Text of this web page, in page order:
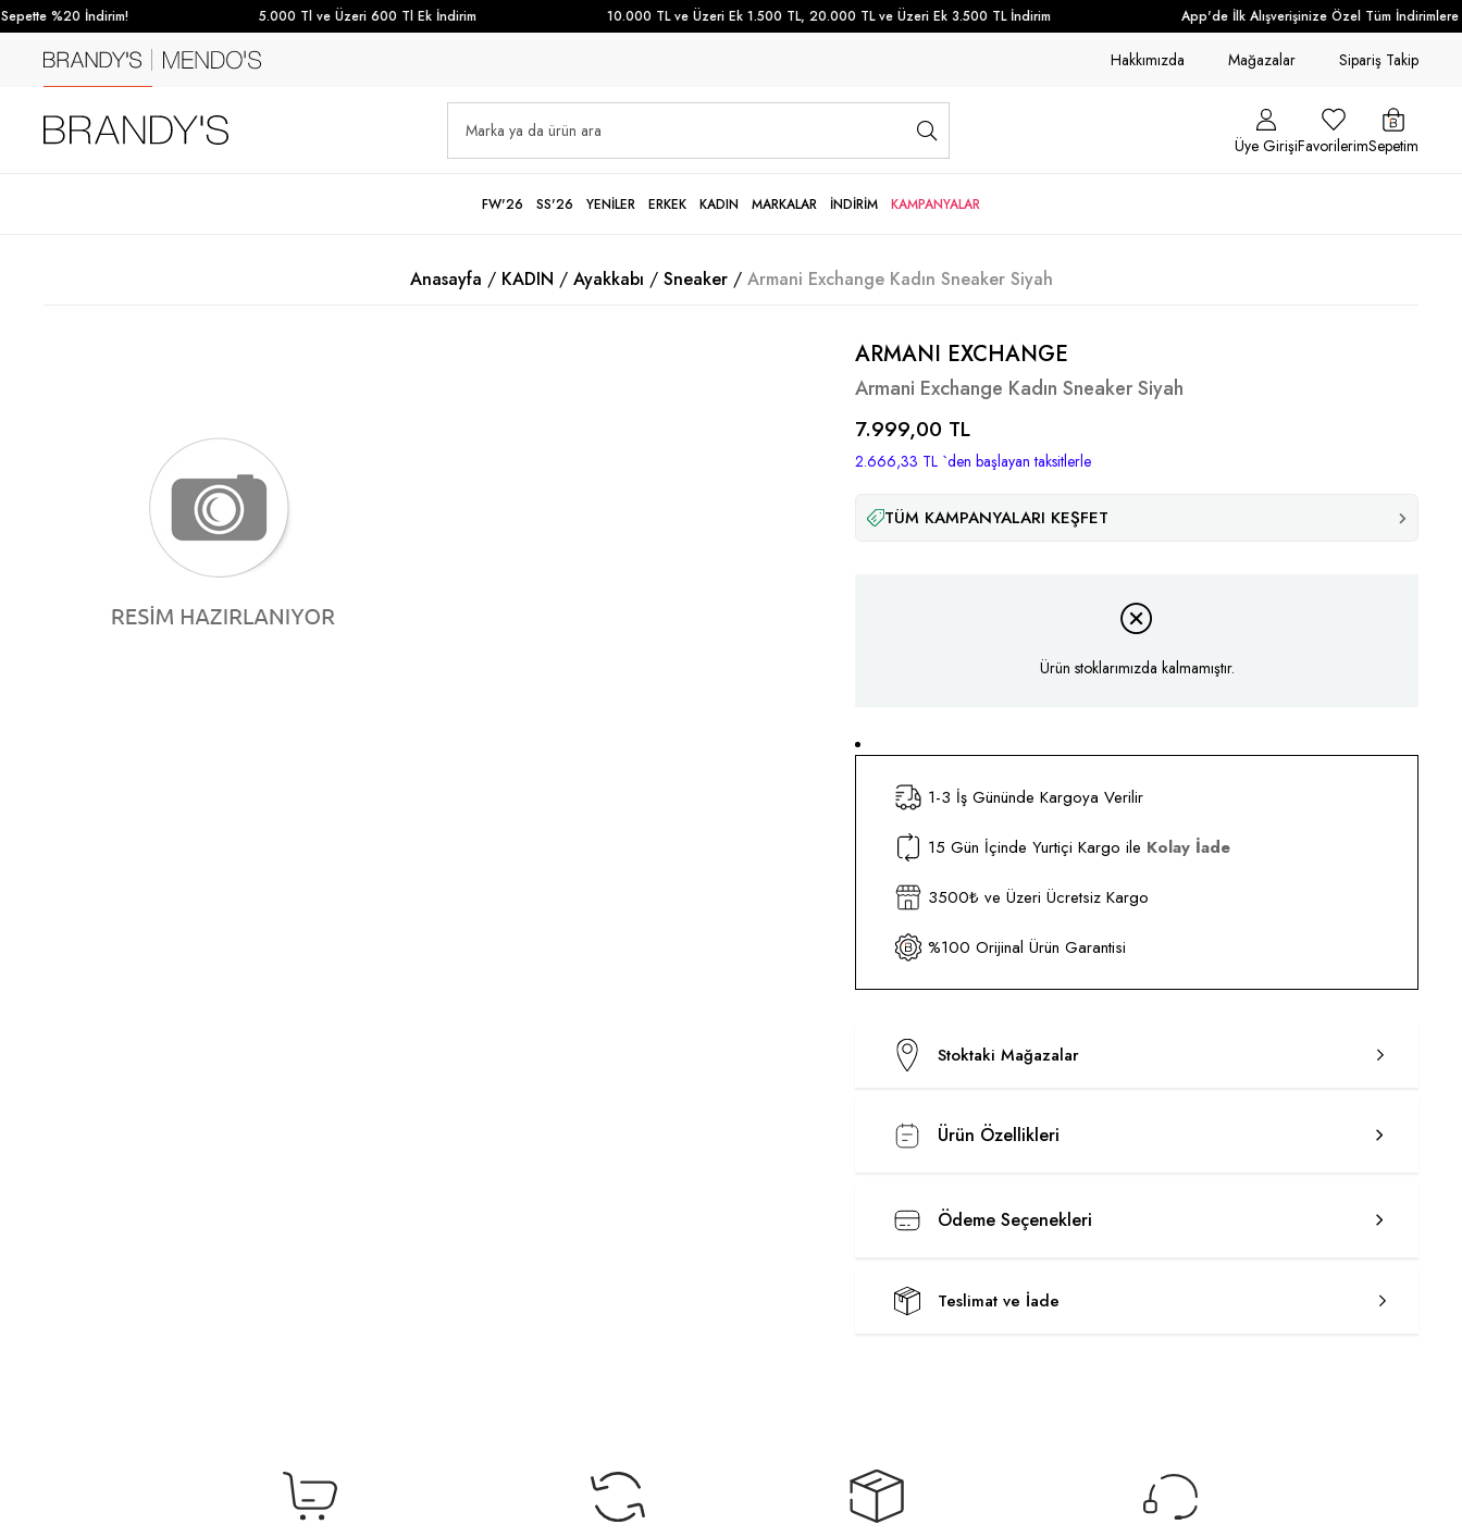
%20 İndirim! 5.000 Tl ve Üzeri 600 Tl Ek İndirim 10.000 TL ve Üzeri Ek 1.500 TL, 20.000 TL ve Üzeri Ek 3.500 TL İndirim App'de İlk Alışverişinize Özel Tüm İndirimlere
Hakkımızda Mağazalar Sipariş Takip
Üye GirişiFavorilerimSepetim
FW'26 SS'26 YENİLER ERKEK KADIN MARKALAR İNDİRİM KAMPANYALAR
Anasayfa KADIN Ayakkabı Sneaker Armani Exchange Kadın Sneaker Siyah
ARMANI EXCHANGE
Armani Exchange Kadın Sneaker Siyah
7.999,00 TL
2.666,33 TL `den başlayan taksitlerle
TÜM KAMPANYALARI KEŞFET
Ürün stoklarımızda kalmamıştır.
1-3 İş Gününde Kargoya Verilir
15 Gün İçinde Yurtiçi Kargo ile Kolay İade
3500₺ ve Üzeri Ücretsiz Kargo
%100 Orijinal Ürün Garantisi
Stoktaki Mağazalar
Ürün Özellikleri
Ödeme Seçenekleri
Teslimat ve İade